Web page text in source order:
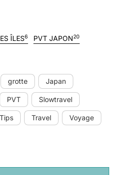
ÎLES6 PVT JAPON20
grotte Japan
PVT Slowtravel
Tips Travel Voyage